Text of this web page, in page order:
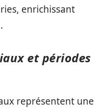
enrichissant
et périodes
représentent une